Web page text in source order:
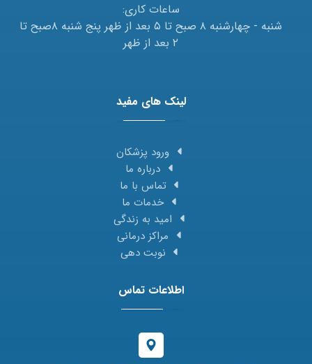
ساعات کاری:
شنبه - چهارشنبه ۸ صبح تا ۵ بعد از ظهر پنج شنبه ۸صبح تا
۲ بعد از ظهر
لینک های مفید
ورود پزشکان
درباره ما
تماس با ما
خدمات ما
امید به زندگی
مراکز درمانی
نوبت دهی
اطلاعات تماس